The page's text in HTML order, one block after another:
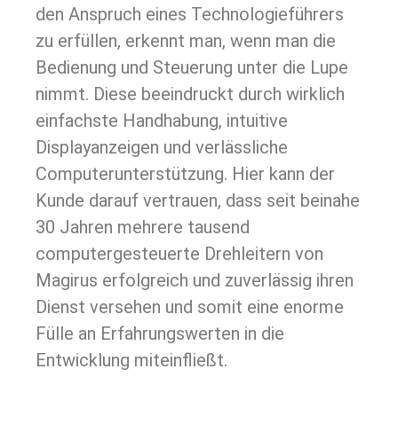
den Anspruch eines Technologieführers
zu erfüllen, erkennt man, wenn man die
Bedienung und Steuerung unter die Lupe
nimmt. Diese beeindruckt durch wirklich
einfachste Handhabung, intuitive
Displayanzeigen und verlässliche
Computerunterstützung. Hier kann der
Kunde darauf vertrauen, dass seit beinahe
30 Jahren mehrere tausend
computergesteuerte Drehleitern von
Magirus erfolgreich und zuverlässig ihren
Dienst versehen und somit eine enorme
Fülle an Erfahrungswerten in die
Entwicklung miteinfließt.